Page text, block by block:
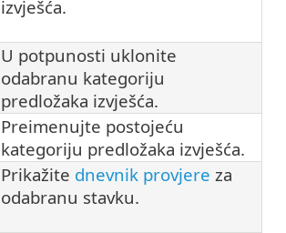
izvješća.
U potpunosti uklonite
odabranu kategoriju
predložaka izvješća.
Preimenujte postojeću
kategoriju predložaka izvješća.
Prikažite dnevnik provjere za
odabranu stavku.